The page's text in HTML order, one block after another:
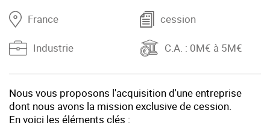
France cession
Industrie C.A. : 0M€ à 5M€
Nous vous proposons l'acquisition d'une entreprise
dont nous avons la mission exclusive de cession.
En voici les éléments clés :